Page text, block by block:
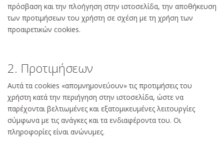
πρόσβαση και την πλοήγηση στην ιστοσελίδα, την αποθήκευση
των προτιμήσεων του χρήστη σε σχέση με τη χρήση των
προαιρετικών cookies.
2. Προτιμήσεων
Αυτά τα cookies «απομνημονεύουν» τις προτιμήσεις του
χρήστη κατά την περιήγηση στην ιστοσελίδα, ώστε να
παρέχονται βελτιωμένες και εξατομικευμένες λειτουργίες
σύμφωνα με τις ανάγκες και τα ενδιαφέροντα του. Οι
πληροφορίες είναι ανώνυμες.